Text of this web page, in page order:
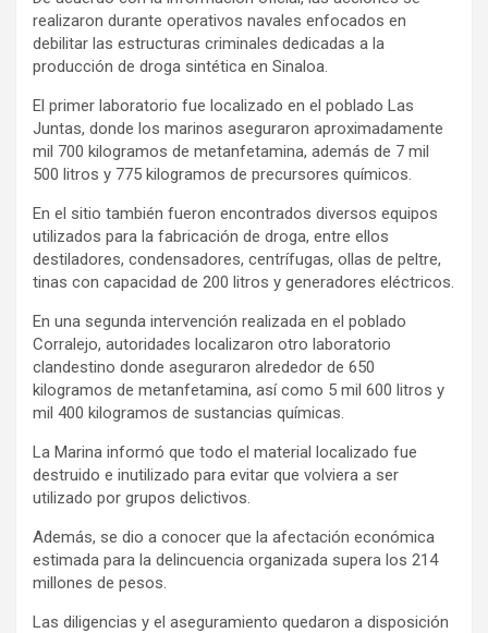
realizaron durante operativos navales enfocados en
debilitar las estructuras criminales dedicadas a la
producción de droga sintética en Sinaloa.
El primer laboratorio fue localizado en el poblado Las
Juntas, donde los marinos aseguraron aproximadamente
mil 700 kilogramos de metanfetamina, además de 7 mil
500 litros y 775 kilogramos de precursores químicos.
En el sitio también fueron encontrados diversos equipos
utilizados para la fabricación de droga, entre ellos
destiladores, condensadores, centrífugas, ollas de peltre,
tinas con capacidad de 200 litros y generadores eléctricos.
En una segunda intervención realizada en el poblado
Corralejo, autoridades localizaron otro laboratorio
clandestino donde aseguraron alrededor de 650
kilogramos de metanfetamina, así como 5 mil 600 litros y
mil 400 kilogramos de sustancias químicas.
La Marina informó que todo el material localizado fue
destruido e inutilizado para evitar que volviera a ser
utilizado por grupos delictivos.
Además, se dio a conocer que la afectación económica
estimada para la delincuencia organizada supera los 214
millones de pesos.
Las diligencias y el aseguramiento quedaron a disposición